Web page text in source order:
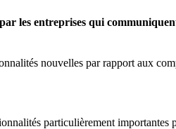
les entreprises qui
nouvelles par rapport aux
particulièrement importantes